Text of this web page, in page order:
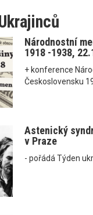
Národnostní
1918 -1938,
+ konference
Československu
Astenický
v Praze
- pořádá Týden